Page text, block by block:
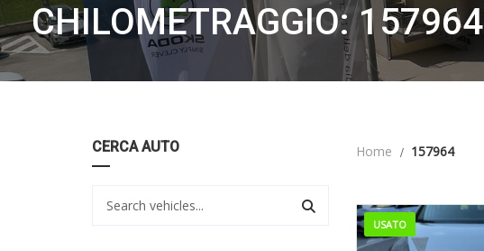
CHILOMETRAGGIO: 157964
CERCA AUTO Home 157964
USATO